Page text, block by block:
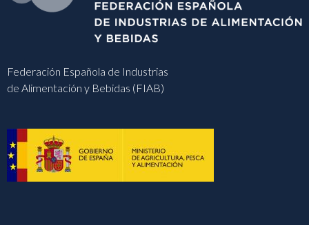
Federación Española de Industrias
de Alimentación y Bebidas (FIAB)